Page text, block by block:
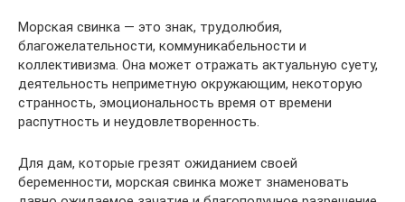
Морская свинка — это знак, трудолюбия,
благожелательности, коммуникабельности и
коллективизма. Она может отражать актуальную суету,
деятельность неприметную окружающим, некоторую
странность, эмоциональность время от времени
распутность и неудовлетворенность.
Для дам, которые грезят ожиданием своей
беременности, морская свинка может знаменовать